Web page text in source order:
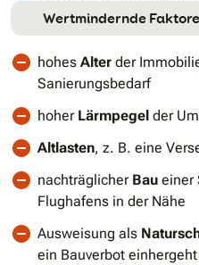
Wertmindernde
hohes Alter der
Sanierungsbedarf
hoher Lärmpegel der
Altlasten, z. B. eine
nachträglicher Bau einer
Flughafens in der Nähe
Ausweisung als
ein Bauverbot einhergeht